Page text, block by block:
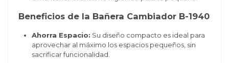
Beneficios de la Bañera Cambiador B-1940
Ahorra Espacio: Su diseño compacto es ideal para
aprovechar al máximo los espacios pequeños, sin
sacrificar funcionalidad.